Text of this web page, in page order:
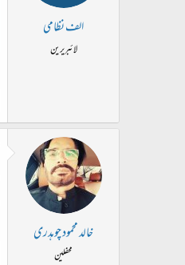
الف نظامی
لائبریرین
خالد محمود چوہدری
محفلین